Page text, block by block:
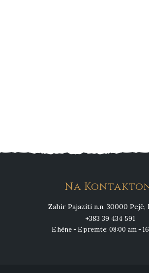
Na
Zahir Pajaziti n.n. 30000 Pejë,
+383 39 434 591
E hëne - E premte: 08:00 am -